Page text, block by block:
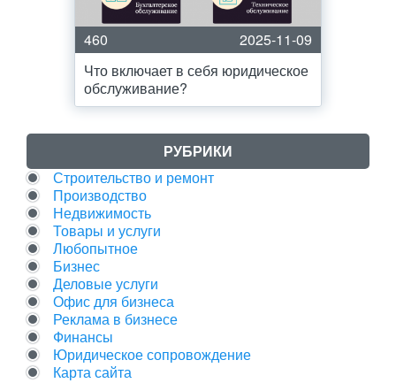
460
2025-11-09
Что включает в себя юридическое
обслуживание?
РУБРИКИ
Строительство и ремонт
Производство
Недвижимость
Товары и услуги
Любопытное
Бизнес
Деловые услуги
Офис для бизнеса
Реклама в бизнесе
Финансы
Юридическое сопровождение
Карта сайта